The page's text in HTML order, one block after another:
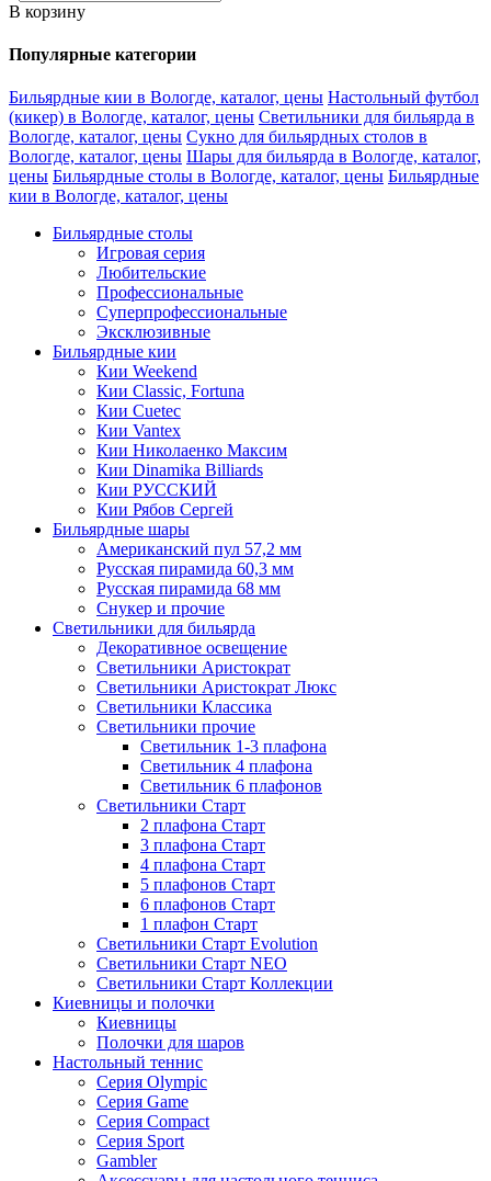
В корзину
Популярные категории
Бильярдные кии в Вологде, каталог, цены Настольный футбол
(кикер) в Вологде, каталог, цены Светильники для бильярда в
Вологде, каталог, цены Сукно для бильярдных столов в
Вологде, каталог, цены Шары для бильярда в Вологде, каталог,
цены Бильярдные столы в Вологде, каталог, цены Бильярдные
кии в Вологде, каталог, цены
Бильярдные столы
Игровая серия
Любительские
Профессиональные
Суперпрофессиональные
Эксклюзивные
Бильярдные кии
Кии Weekend
Кии Classic, Fortuna
Кии Cuetec
Кии Vantex
Кии Николаенко Максим
Кии Dinamika Billiards
Кии РУССКИЙ
Кии Рябов Сергей
Бильярдные шары
Американский пул 57,2 мм
Русская пирамида 60,3 мм
Русская пирамида 68 мм
Снукер и прочие
Светильники для бильярда
Декоративное освещение
Светильники Аристократ
Светильники Аристократ Люкс
Светильники Классика
Светильники прочие
Светильник 1-3 плафона
Светильник 4 плафона
Светильник 6 плафонов
Светильники Старт
2 плафона Старт
3 плафона Старт
4 плафона Старт
5 плафонов Старт
6 плафонов Старт
1 плафон Старт
Светильники Старт Evolution
Светильники Старт NEO
Светильники Старт Коллекции
Киевницы и полочки
Киевницы
Полочки для шаров
Настольный теннис
Серия Olympic
Серия Game
Серия Compact
Серия Sport
Gambler